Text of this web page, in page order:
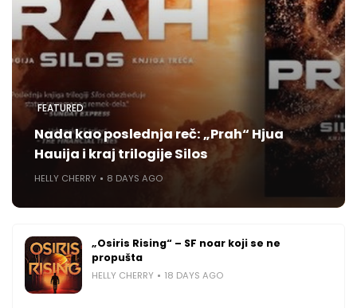
FEATURED
Nada kao poslednja reč: „Prah“ Hjua
Hauija i kraj trilogije Silos
HELLY CHERRY 8 DAYS AGO
„Osiris Rising“ – SF noar koji se ne
propušta
HELLY CHERRY 18 DAYS AGO